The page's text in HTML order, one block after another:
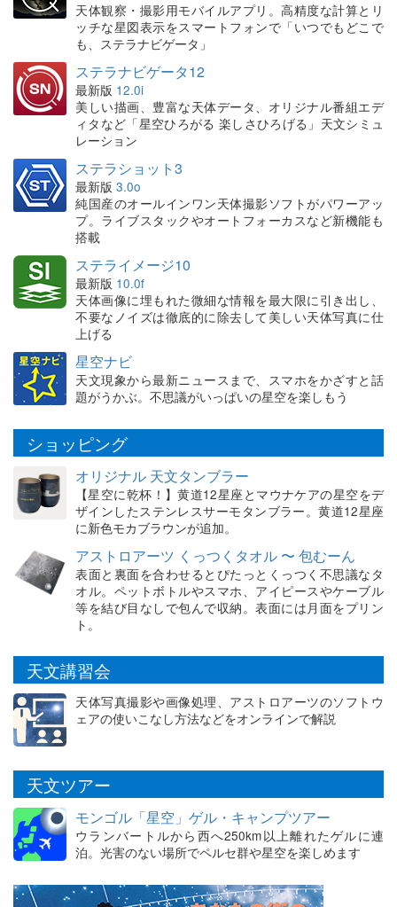
天体観察・撮影用モバイルアプリ。高精度な計算とリ
ッチな星図表示をスマートフォンで「いつでもどこで
も、ステラナビゲータ」
ステラナビゲータ12
最新版 12.0i
美しい描画、豊富な天体データ、オリジナル番組エデ
ィタなど「星空ひろがる 楽しさひろげる」天文シミュ
レーション
ステラショット3
最新版 3.0o
純国産のオールインワン天体撮影ソフトがパワーアッ
プ。ライブスタックやオートフォーカスなど新機能も
搭載
ステライメージ10
最新版 10.0f
天体画像に埋もれた微細な情報を最大限に引き出し、
不要なノイズは徹底的に除去して美しい天体写真に仕
上げる
星空ナビ
天文現象から最新ニュースまで、スマホをかざすと話
題がうかぶ。不思議がいっぱいの星空を楽しもう
ショッピング
オリジナル 天文タンブラー
【星空に乾杯！】黄道12星座とマウナケアの星空をデ
ザインしたステンレスサーモタンブラー。黄道12星座
に新色モカブラウンが追加。
アストロアーツ くっつくタオル 〜 包むーん
表面と裏面を合わせるとぴたっとくっつく不思議なタ
オル。ペットボトルやスマホ、アイピースやケーブル
等を結び目なしで包んで収納。表面には月面をプリン
ト。
天文講習会
天体写真撮影や画像処理、アストロアーツのソフトウ
ェアの使いこなし方法などをオンラインで解説
天文ツアー
モンゴル「星空」ゲル・キャンプツアー
ウランバートルから西へ250km以上離れたゲルに連
泊。光害のない場所でペルセ群や星空を楽しめます